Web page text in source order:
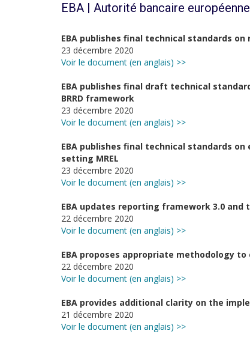
EBA | Autorité bancaire européenne
EBA publishes final technical standards
23 décembre 2020
Voir le document (en anglais) >>
EBA publishes final draft technical
BRRD framework
23 décembre 2020
Voir le document (en anglais) >>
EBA publishes final technical standards
setting MREL
23 décembre 2020
Voir le document (en anglais) >>
EBA updates reporting framework 3.0 and
22 décembre 2020
Voir le document (en anglais) >>
EBA proposes appropriate methodology
22 décembre 2020
Voir le document (en anglais) >>
EBA provides additional clarity on the
21 décembre 2020
Voir le document (en anglais) >>